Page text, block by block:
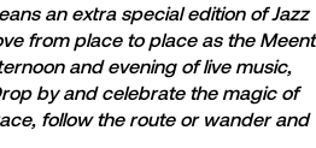
an extra special edition of Jazz
from place to place as the Meent
and evening of live music,
by and celebrate the magic of
follow the route or wander and